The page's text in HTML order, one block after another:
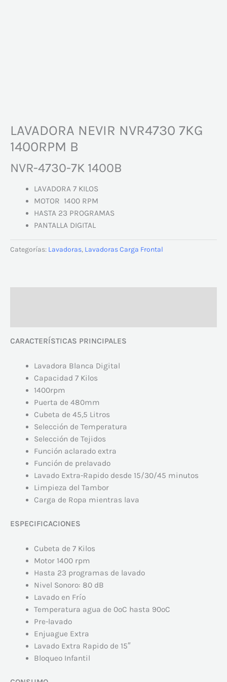
LAVADORA NEVIR NVR4730 7KG
1400RPM B
NVR-4730-7K 1400B
LAVADORA 7 KILOS
MOTOR 1400 RPM
HASTA 23 PROGRAMAS
PANTALLA DIGITAL
Categorías: Lavadoras, Lavadoras Carga Frontal
CARACTERÍSTICAS PRINCIPALES
Lavadora Blanca Digital
Capacidad 7 Kilos
1400rpm
Puerta de 480mm
Cubeta de 45,5 Litros
Selección de Temperatura
Selección de Tejidos
Función aclarado extra
Función de prelavado
Lavado Extra-Rapido desde 15/30/45 minutos
Limpieza del Tambor
Carga de Ropa mientras lava
ESPECIFICACIONES
Cubeta de 7 Kilos
Motor 1400 rpm
Hasta 23 programas de lavado
Nivel Sonoro: 80 dB
Lavado en Frío
Temperatura agua de 0ºC hasta 90ºC
Pre-lavado
Enjuague Extra
Lavado Extra Rapido de 15″
Bloqueo Infantil